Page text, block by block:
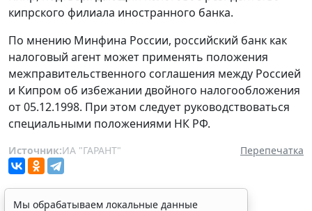
кипрского филиала иностранного банка.
По мнению Минфина России, российский банк как
налоговый агент может применять положения
межправительственного соглашения между Россией
и Кипром об избежании двойного налогообложения
от 05.12.1998. При этом следует руководствоваться
специальными положениями НК РФ.
Источник:ИА "ГАРАНТ" Перепечатка
Мы обрабатываем локальные данные